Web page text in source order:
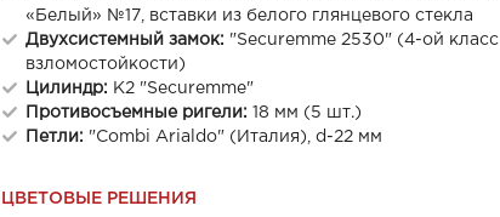
«Белый» №17, вставки из белого глянцевого стекла
Двухсистемный замок: "Securemme 2530" (4-ой класс
взломостойкости)
Цилиндр: K2 "Securemme"
Противосъемные ригели: 18 мм (5 шт.)
Петли: "Combi Arialdo" (Италия), d-22 мм
ЦВЕТОВЫЕ РЕШЕНИЯ